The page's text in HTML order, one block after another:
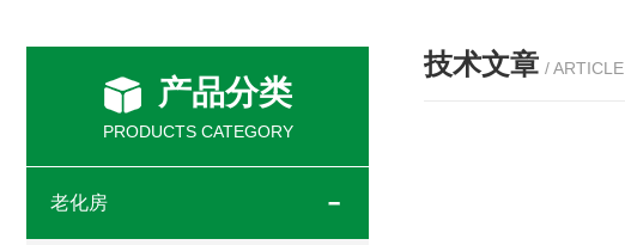
产品分类
PRODUCTS CATEGORY
老化房
技术文章 / ARTICLE